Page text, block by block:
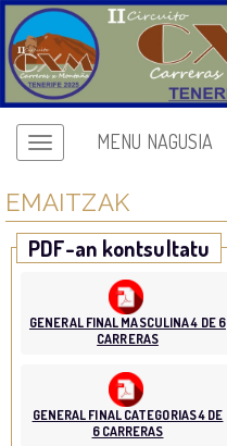
MENU NAGUSIA
EMAITZAK
PDF-an kontsultatu
GENERAL FINAL MASCULINA 4 DE 6
CARRERAS
GENERAL FINAL CATEGORIAS 4 DE
6 CARRERAS